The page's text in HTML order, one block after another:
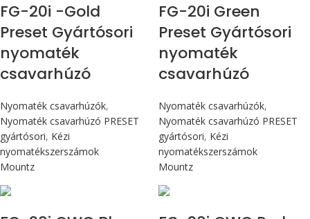
FG-20i -Gold
Preset Gyártósori
nyomaték
csavarhúzó
Nyomaték csavarhúzók,
Nyomaték csavarhúzó PRESET
gyártósori, Kézi
nyomatékszerszámok
Mountz
FG-20i Green
Preset Gyártósori
nyomaték
csavarhúzó
Nyomaték csavarhúzók,
Nyomaték csavarhúzó PRESET
gyártósori, Kézi
nyomatékszerszámok
Mountz